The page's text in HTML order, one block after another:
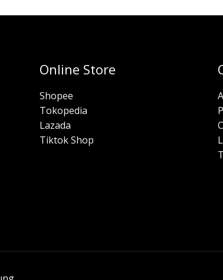
Online Store
Shopee
Tokopedia
Lazada
Tiktok Shop